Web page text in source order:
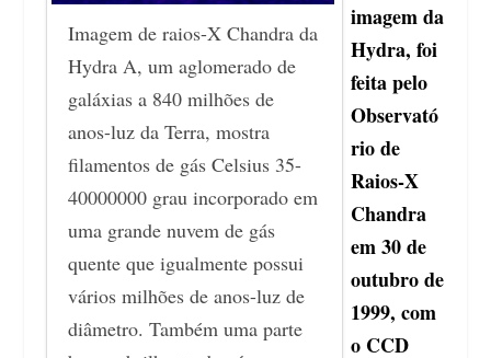
Imagem de raios-X Chandra da
Hydra A, um aglomerado de
galáxias a 840 milhões de
anos-luz da Terra, mostra
filamentos de gás Celsius 35-
40000000 grau incorporado em
uma grande nuvem de gás
quente que igualmente possui
vários milhões de anos-luz de
diâmetro. Também uma parte
imagem da
Hydra, foi
feita pelo
Observató
rio de
Raios-X
Chandra
em 30 de
outubro de
1999, com
o CCD